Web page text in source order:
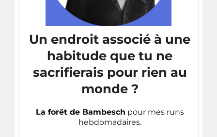
Un endroit associé à une
habitude que tu ne
sacrifierais pour rien au
monde ?
La forêt de Bambesch pour mes runs
hebdomadaires.